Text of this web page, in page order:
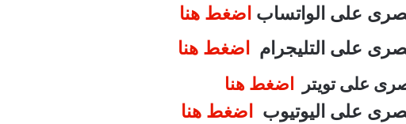
على الواتساب اضغط هنا
على التليجرام اضغط هنا
على تويتر اضغط هنا
على اليوتيوب
اضغط هنا